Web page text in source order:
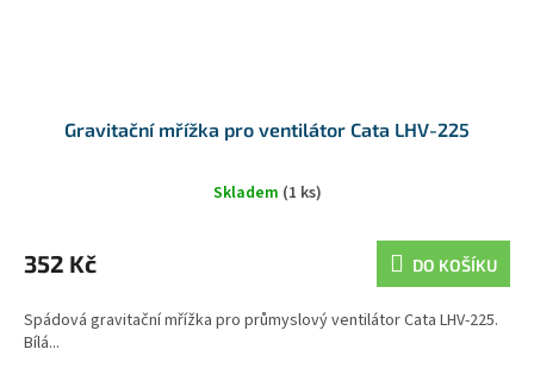
Gravitační mřížka pro ventilátor Cata LHV-225
Skladem (1 ks)
352 Kč DO KOŠÍKU
Spádová gravitační mřížka pro průmyslový ventilátor Cata LHV-225.
Bílá...